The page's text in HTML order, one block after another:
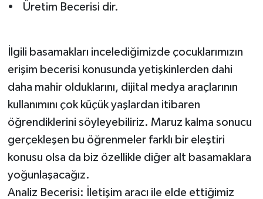
• Üretim Becerisi dir.
İlgili basamakları incelediğimizde çocuklarımızın
erişim becerisi konusunda yetişkinlerden dahi
daha mahir olduklarını, dijital medya araçlarının
kullanımını çok küçük yaşlardan itibaren
öğrendiklerini söyleyebiliriz. Maruz kalma sonucu
gerçekleşen bu öğrenmeler farklı bir eleştiri
konusu olsa da biz özellikle diğer alt basamaklara
yoğunlaşacağız.
Analiz Becerisi: İletişim aracı ile elde ettiğimiz